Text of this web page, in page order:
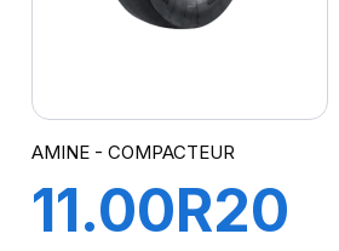
AMINE - COMPACTEUR
11.00R20